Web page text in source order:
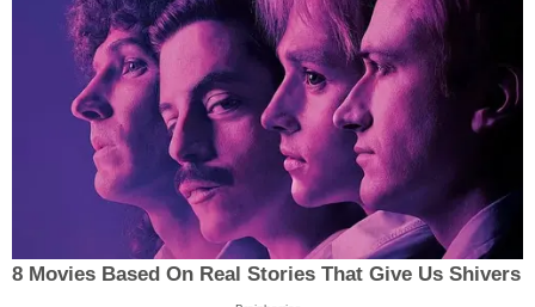
8 Movies Based On Real Stories That Give Us Shivers